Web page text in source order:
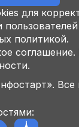
для
политикой.
соглашение.
Все